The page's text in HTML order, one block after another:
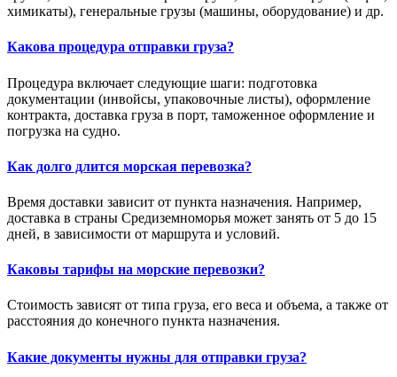
химикаты), генеральные грузы (машины, оборудование) и др.
Какова процедура отправки груза?
Процедура включает следующие шаги: подготовка
документации (инвойсы, упаковочные листы), оформление
контракта, доставка груза в порт, таможенное оформление и
погрузка на судно.
Как долго длится морская перевозка?
Время доставки зависит от пункта назначения. Например,
доставка в страны Средиземноморья может занять от 5 до 15
дней, в зависимости от маршрута и условий.
Каковы тарифы на морские перевозки?
Стоимость зависят от типа груза, его веса и объема, а также от
расстояния до конечного пункта назначения.
Какие документы нужны для отправки груза?